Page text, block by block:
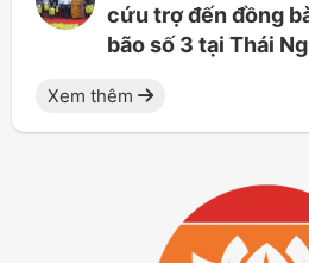
cứu trợ đến đồng
bão số 3 tại Thái
Xem thêm